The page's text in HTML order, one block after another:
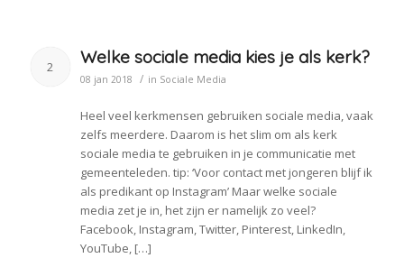
2 Welke sociale media kies je als kerk?
08 jan 2018 / in Sociale Media
Heel veel kerkmensen gebruiken sociale media, vaak
zelfs meerdere. Daarom is het slim om als kerk
sociale media te gebruiken in je communicatie met
gemeenteleden. tip: ‘Voor contact met jongeren blijf ik
als predikant op Instagram’ Maar welke sociale
media zet je in, het zijn er namelijk zo veel?
Facebook, Instagram, Twitter, Pinterest, LinkedIn,
YouTube, […]